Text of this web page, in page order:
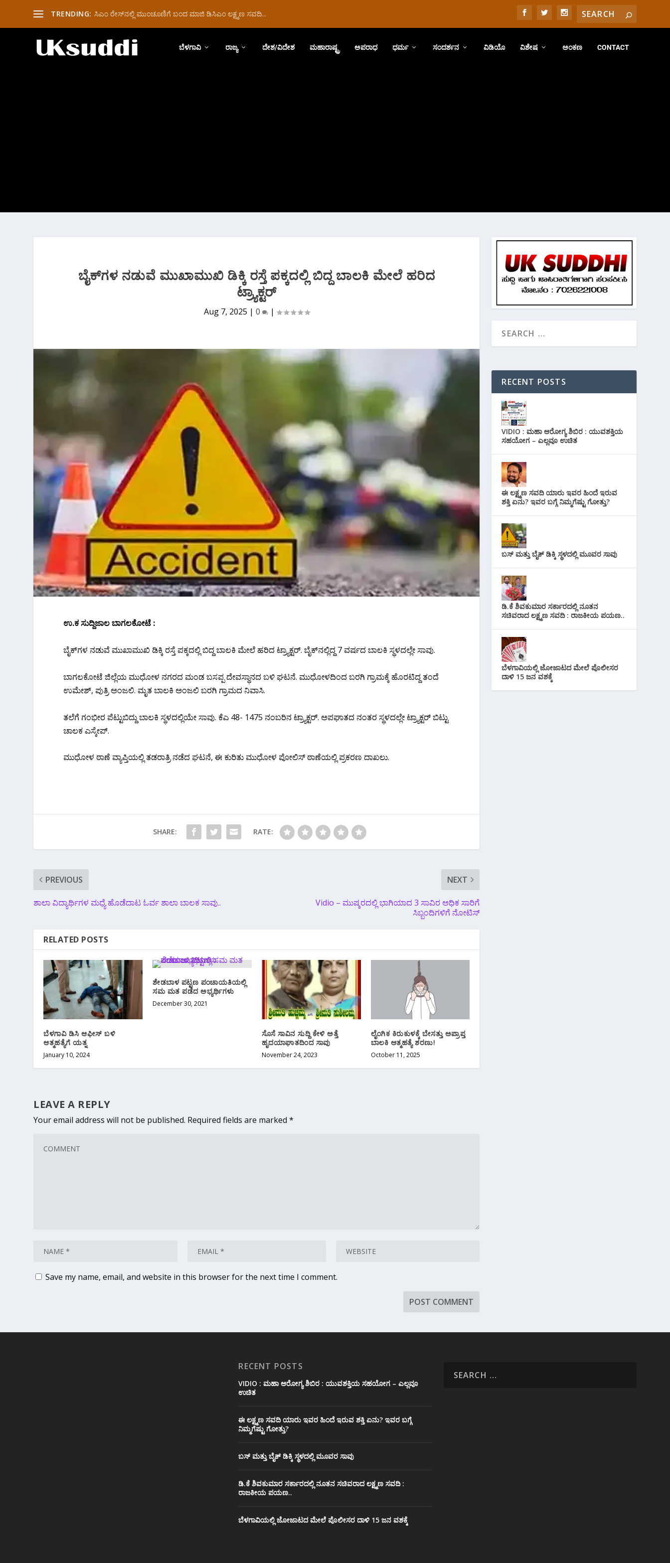
TRENDING: ಸಿಎಂ ರೇಸ್‌ನಲ್ಲಿ ಮುಂಚೂಣಿಗೆ ಬಂದ ಮಾಜಿ ಡಿಸಿಎಂ ಲಕ್ಷ್ಮಣ ಸವದಿ...
ಬೆಳಗಾವಿ ರಾಜ್ಯ ದೇಶ/ವಿದೇಶ ಮಹಾರಾಷ್ಟ್ರ ಅಪರಾಧ ಧರ್ಮ ಸಂದರ್ಶನ ವಿಡಿಯೊ ವಿಶೇಷ ಅಂಕಣ CONTACT
ಬೈಕ್‌ಗಳ ನಡುವೆ ಮುಖಾಮುಖಿ ಡಿಕ್ಕಿ ರಸ್ತೆ ಪಕ್ಕದಲ್ಲಿ ಬಿದ್ದ ಬಾಲಕಿ ಮೇಲೆ ಹರಿದ
ಟ್ರ್ಯಾಕ್ಟರ್
Aug 7, 2025 | 0 |
ಉ.ಕ ಸುದ್ದಿಜಾಲ ಬಾಗಲಕೋಟೆ :
ಬೈಕ್‌ಗಳ ನಡುವೆ ಮುಖಾಮುಖಿ ಡಿಕ್ಕಿ ರಸ್ತೆ ಪಕ್ಕದಲ್ಲಿ ಬಿದ್ದ ಬಾಲಕಿ ಮೇಲೆ ಹರಿದ ಟ್ರ್ಯಾಕ್ಟರ್. ಬೈಕ್‌ನಲ್ಲಿದ್ದ 7 ವರ್ಷದ ಬಾಲಕಿ ಸ್ಥಳದಲ್ಲೇ ಸಾವು.
ಬಾಗಲಕೋಟೆ ಜಿಲ್ಲೆಯ ಮುಧೋಳ ನಗರದ ಮಂಡ ಬಸಪ್ಪ ದೇವಸ್ಥಾನದ ಬಳಿ ಘಟನೆ. ಮುಧೋಳದಿಂದ ಬರಗಿ ಗ್ರಾಮಕ್ಕೆ ಹೊರಟಿದ್ದ ತಂದೆ
ಉಮೇಶ್, ಪುತ್ರಿ ಅಂಜಲಿ. ಮೃತ ಬಾಲಕಿ ಅಂಜಲಿ ಬರಗಿ ಗ್ರಾಮದ ನಿವಾಸಿ.
ತಲೆಗೆ ಗಂಭೀರ ಪೆಟ್ಟುಬಿದ್ದು ಬಾಲಕಿ ಸ್ಥಳದಲ್ಲಿಯೇ ಸಾವು‌. ಕೆಎ 48- 1475 ನಂಬರಿನ ಟ್ರ್ಯಾಕ್ಟರ್. ಅಪಘಾತದ ನಂತರ ಸ್ಥಳದಲ್ಲೇ ಟ್ರ್ಯಾಕ್ಟರ್ ಬಿಟ್ಟು
ಚಾಲಕ ಎಸ್ಕೇಪ್.
ಮುಧೋಳ ಠಾಣೆ ವ್ಯಾಪ್ತಿಯಲ್ಲಿ ತಡರಾತ್ರಿ ನಡೆದ ಘಟನೆ, ಈ ಕುರಿತು ಮುಧೋಳ ಪೋಲಿಸ್ ಠಾಣೆಯಲ್ಲಿ ಪ್ರಕರಣ ದಾಖಲು.
SHARE: RATE:
PREVIOUS
ಶಾಲಾ ವಿದ್ಯಾರ್ಥಿಗಳ ಮಧ್ಯೆ ಹೊಡೆದಾಟ ಓರ್ವ ಶಾಲಾ ಬಾಲಕ ಸಾವು..
NEXT
Vidio – ಮುಷ್ಕರದಲ್ಲಿ ಭಾಗಿಯಾದ 3 ಸಾವಿರ ಅಧಿಕ ಸಾರಿಗೆ
ಸಿಬ್ಬಂದಿಗಳಿಗೆ ನೋಟಿಸ್
RELATED POSTS
ಬೆಳಗಾವಿ ಡಿಸಿ ಆಫೀಸ್ ಬಳಿ
ಆತ್ಮಹತ್ಯೆಗೆ ಯತ್ನ
January 10, 2024
ಶೇಡಬಾಳ ಪಟ್ಟಣ ಪಂಚಾಯತಿಯಲ್ಲಿ
ಸಮ ಮತ ಪಡೆದ ಅಭ್ಯರ್ಥಿಗಳು
December 30, 2021
ಸೊಸೆ ಸಾವಿನ ಸುದ್ದಿ ಕೇಳಿ ಅತ್ತೆ
ಹೃದಯಾಘಾತದಿಂದ ಸಾವು
November 24, 2023
ಲೈಂಗಿಕ ಕಿರುಕುಳಕ್ಕೆ ಬೇಸತ್ತು ಅಪ್ರಾಪ್ತ
ಬಾಲಕಿ ಆತ್ಮಹತ್ಯೆ ಶರಣು!
October 11, 2025
LEAVE A REPLY
Your email address will not be published. Required fields are marked*
Save my name, email, and website in this browser for the next time I comment.
RECENT POSTS
VIDIO : ಮಹಾ ಆರೋಗ್ಯ ಶಿಬಿರ : ಯುವಶಕ್ತಿಯ
ಸಹಯೋಗ – ಎಲ್ಲವೂ ಉಚಿತ
ಈ ಲಕ್ಷ್ಮಣ ಸವದಿ ಯಾರು ಇವರ ಹಿಂದೆ ಇರುವ
ಶಕ್ತಿ ಏನು? ಇವರ ಬಗ್ಗೆ ನಿಮ್ಮಗೆಷ್ಟು ಗೋತ್ತು?
ಬಸ್ ಮತ್ತು ಬೈಕ್ ಡಿಕ್ಕಿ ಸ್ಥಳದಲ್ಲಿ ಮೂವರ ಸಾವು
ಡಿ.ಕೆ ಶಿವಕುಮಾರ ಸರ್ಕಾರದಲ್ಲಿ ನೂತನ
ಸಚಿವರಾದ ಲಕ್ಷ್ಮಣ ಸವದಿ : ರಾಜಕೀಯ ಪಯಣ..
ಬೆಳಗಾವಿಯಲ್ಲಿ ಜೋಜಾಟದ ಮೇಲೆ ಪೊಲೀಸರ
ದಾಳಿ 15 ಜನ ವಶಕ್ಕೆ
RECENT POSTS
VIDIO : ಮಹಾ ಆರೋಗ್ಯ ಶಿಬಿರ : ಯುವಶಕ್ತಿಯ ಸಹಯೋಗ – ಎಲ್ಲವೂ
ಉಚಿತ
ಈ ಲಕ್ಷ್ಮಣ ಸವದಿ ಯಾರು ಇವರ ಹಿಂದೆ ಇರುವ ಶಕ್ತಿ ಏನು? ಇವರ ಬಗ್ಗೆ
ನಿಮ್ಮಗೆಷ್ಟು ಗೋತ್ತು?
ಬಸ್ ಮತ್ತು ಬೈಕ್ ಡಿಕ್ಕಿ ಸ್ಥಳದಲ್ಲಿ ಮೂವರ ಸಾವು
ಡಿ.ಕೆ ಶಿವಕುಮಾರ ಸರ್ಕಾರದಲ್ಲಿ ನೂತನ ಸಚಿವರಾದ ಲಕ್ಷ್ಮಣ ಸವದಿ :
ರಾಜಕೀಯ ಪಯಣ..
ಬೆಳಗಾವಿಯಲ್ಲಿ ಜೋಜಾಟದ ಮೇಲೆ ಪೊಲೀಸರ ದಾಳಿ 15 ಜನ ವಶಕ್ಕೆ